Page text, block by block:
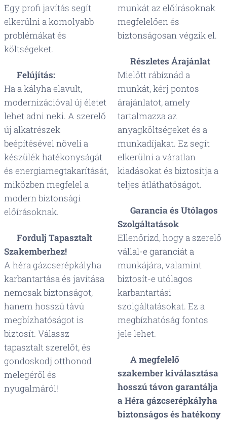
Egy profi javítás segít
elkerülni a komolyabb
problémákat és
költségeket.
Felújítás:
Ha a kályha elavult,
modernizációval új életet
lehet adni neki. A szerelő
új alkatrészek
beépítésével növeli a
készülék hatékonyságát
és energiamegtakarítását,
miközben megfelel a
modern biztonsági
előírásoknak.
Fordulj Tapasztalt
Szakemberhez!
A héra gázcserépkályha
karbantartása és javítása
nemcsak biztonságot,
hanem hosszú távú
megbízhatóságot is
biztosít. Válassz
tapasztalt szerelőt, és
gondoskodj otthonod
melegéről és
nyugalmáról! 😊
munkát az előírásoknak
megfelelően és
biztonságosan végzik el.
Részletes Árajánlat
Mielőtt rábíznád a
munkát, kérj pontos
árajánlatot, amely
tartalmazza az
anyagköltségeket és a
munkadíjakat. Ez segít
elkerülni a váratlan
kiadásokat és biztosítja a
teljes átláthatóságot.
Garancia és Utólagos
Szolgáltatások
Ellenőrizd, hogy a szerelő
vállal-e garanciát a
munkájára, valamint
biztosít-e utólagos
karbantartási
szolgáltatásokat. Ez a
megbízhatóság fontos
jele lehet.
A megfelelő
szakember kiválasztása
hosszú távon garantálja
a Héra gázcserépkályha
biztonságos és hatékony